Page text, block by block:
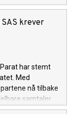
krever
har stemt
Med
nå tilbake
samtaler